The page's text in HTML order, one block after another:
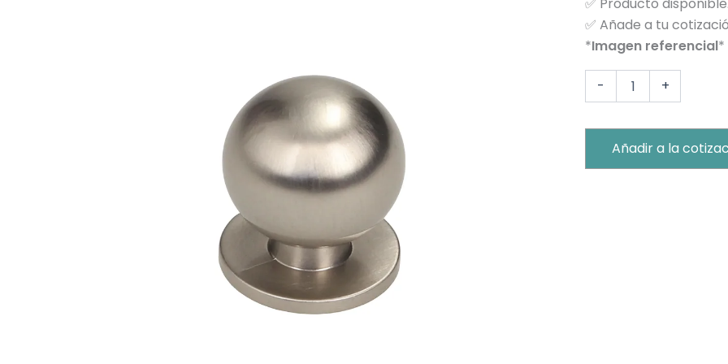
✅ Añade a tu
*Imagen referencial*
-
NIQUEL
OPACO
cantidad
+
Añadir a la